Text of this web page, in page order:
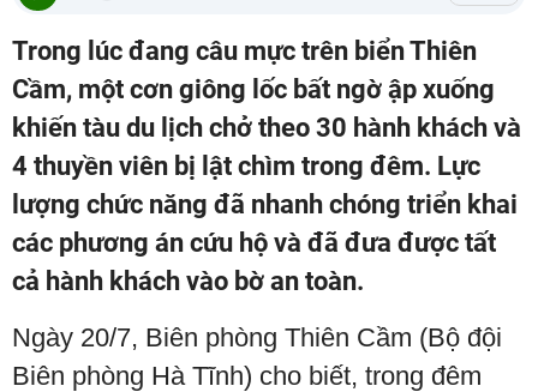
Trong lúc đang câu mực trên biển Thiên
Cầm, một cơn giông lốc bất ngờ ập xuống
khiến tàu du lịch chở theo 30 hành khách và
4 thuyền viên bị lật chìm trong đêm. Lực
lượng chức năng đã nhanh chóng triển khai
các phương án cứu hộ và đã đưa được tất
cả hành khách vào bờ an toàn.
Ngày 20/7, Biên phòng Thiên Cầm (Bộ đội
Biên phòng Hà Tĩnh) cho biết, trong đêm